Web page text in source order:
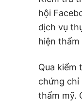
hội
dịch vụ
hiện thẩm
Qua kiểm
chứng chỉ
thẩm mỹ.